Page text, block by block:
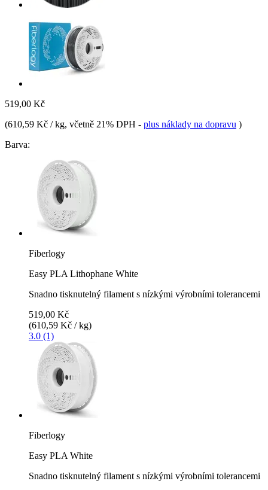
519,00 Kč
(610,59 Kč / kg, včetně 21% DPH - plus náklady na dopravu )
Barva:
Fiberlogy
Easy PLA Lithophane White
Snadno tisknutelný filament s nízkými výrobními tolerancemi
519,00 Kč
(610,59 Kč / kg)
3.0 (1)
Fiberlogy
Easy PLA White
Snadno tisknutelný filament s nízkými výrobními tolerancemi